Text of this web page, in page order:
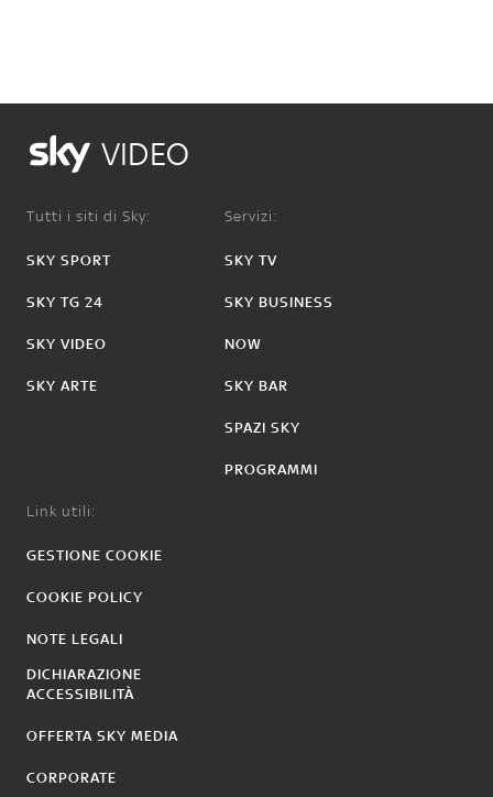
VIDEO
Tutti i siti di Sky:
SKY SPORT
SKY TG 24
SKY VIDEO
SKY ARTE
Servizi:
SKY TV
SKY BUSINESS
NOW
SKY BAR
SPAZI SKY
PROGRAMMI
Link utili:
GESTIONE COOKIE
COOKIE POLICY
NOTE LEGALI
DICHIARAZIONE
ACCESSIBILITÀ
OFFERTA SKY MEDIA
CORPORATE